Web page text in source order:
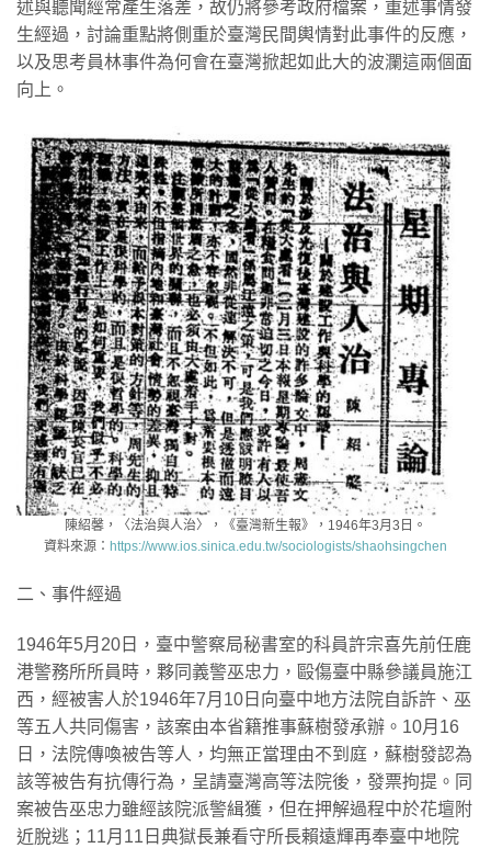
述與聽聞經常產生落差，故仍將參考政府檔案，重述事情發
生經過，討論重點將側重於臺灣民間輿情對此事件的反應，
以及思考員林事件為何會在臺灣掀起如此大的波瀾這兩個面
向上。
陳紹馨，〈法治與人治〉，《臺灣新生報》，1946年3月3日。
資料來源： https://www.ios.sinica.edu.tw/sociologists/shaohsingchen
二、事件經過
1946年5月20日，臺中警察局秘書室的科員許宗喜先前任鹿
港警務所所員時，夥同義警巫忠力，毆傷臺中縣參議員施江
西，經被害人於1946年7月10日向臺中地方法院自訴許、巫
等五人共同傷害，該案由本省籍推事蘇樹發承辦。10月16
日，法院傳喚被告等人，均無正當理由不到庭，蘇樹發認為
該等被告有抗傳行為，呈請臺灣高等法院後，發票拘提。同
案被告巫忠力雖經該院派警緝獲，但在押解過程中於花壇附
近脫逃；11月11日典獄長兼看守所長賴遠輝再奉臺中地院